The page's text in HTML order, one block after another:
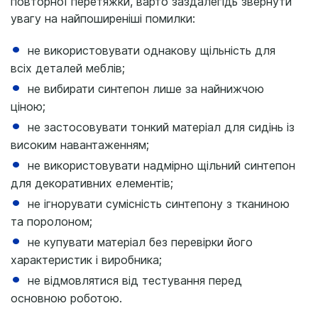
увагу на найпоширеніші помилки:
не використовувати однакову щільність для
всіх деталей меблів;
не вибирати синтепон лише за найнижчою
ціною;
не застосовувати тонкий матеріал для сидінь із
високим навантаженням;
не використовувати надмірно щільний синтепон
для декоративних елементів;
не ігнорувати сумісність синтепону з тканиною
та поролоном;
не купувати матеріал без перевірки його
характеристик і виробника;
не відмовлятися від тестування перед
основною роботою.